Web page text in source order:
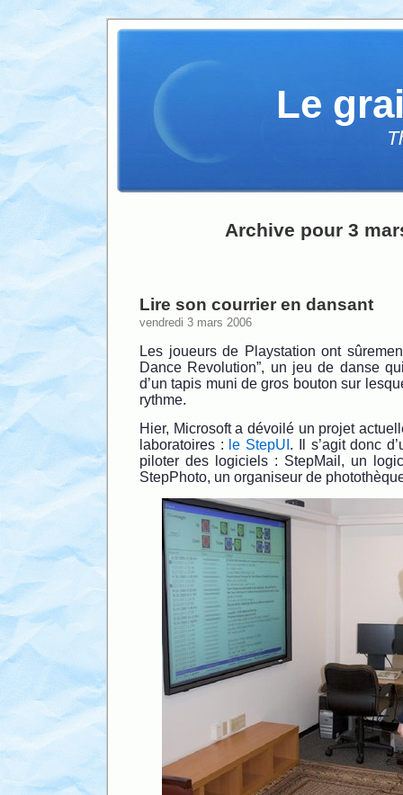
Le
Archive pour 3
Lire son courrier en dansant
vendredi 3 mars 2006
Les joueurs de Playstation ont
Dance Revolution”, un jeu de danse
d’un tapis muni de gros bouton sur
rythme.
Hier, Microsoft a dévoilé un projet
laboratoires : le StepUI . Il s’agit donc
piloter des logiciels : StepMail, un
StepPhoto, un organiseur de